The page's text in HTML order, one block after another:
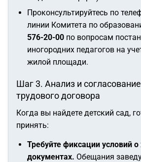
Проконсультируйтесь по
линии Комитета по
576-20-00 по вопросам
иногородних педагогов на
жилой площади.
Шаг 3. Анализ и
трудового договора
Когда вы найдете детский сад,
принять:
Требуйте фиксации условий
документах. Обещания